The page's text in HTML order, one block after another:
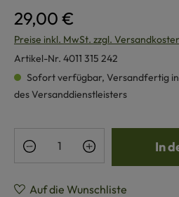
29,00 €
Preise inkl. MwSt. zzgl.
Artikel-Nr. 4011 315 242
Sofort verfügbar, Versandfertig
des Versanddienstleisters
Produkt Anzahl: GibIn
Auf die Wunschliste